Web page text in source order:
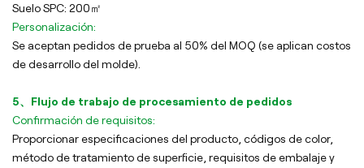
Suelo SPC: 200㎡
Personalización:
Se aceptan pedidos de prueba al 50% del MOQ (se aplican costos
de desarrollo del molde).
5、Flujo de trabajo de procesamiento de pedidos
Confirmación de requisitos:
Proporcionar especificaciones del producto, códigos de color,
método de tratamiento de superficie, requisitos de embalaje y